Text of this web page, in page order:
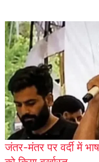
जंतर-मंतर पर वर्दी में